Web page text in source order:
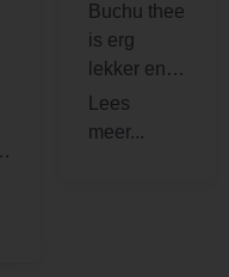
Buchu thee
is erg
lekker en
handig in
gebruik.